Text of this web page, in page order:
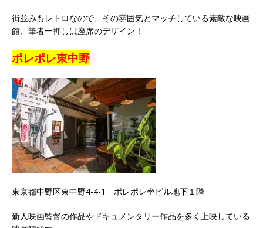
街並みもレトロなので、その雰囲気とマッチしている素敵な映画
館、筆者一押しは座席のデザイン！
ポレポレ東中野
東京都中野区東中野4-4-1 ポレポレ坐ビル地下１階
新人映画監督の作品やドキュメンタリー作品を多く上映している